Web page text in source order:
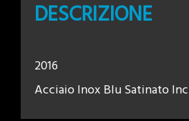
DESCRIZIONE
2016
Acciaio Inox Blu Satinato